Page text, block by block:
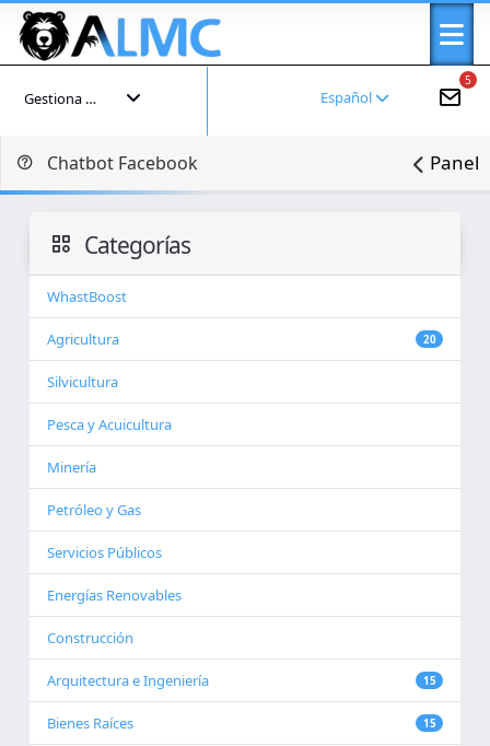
5
Español
Gestiona tu cuenta
Chatbot Facebook Panel
Categorías
WhastBoost
Agricultura 20
Silvicultura
Pesca y Acuicultura
Minería
Petróleo y Gas
Servicios Públicos
Energías Renovables
Construcción
Arquitectura e Ingeniería 15
Bienes Raíces 15